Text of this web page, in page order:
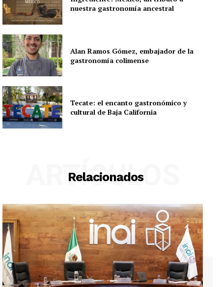
nuestra gastronomía ancestral
Alan Ramos Gómez, embajador de la
gastronomía colimense
Tecate: el encanto gastronómico y
cultural de Baja California
Relacionados
ARTÍCULOS